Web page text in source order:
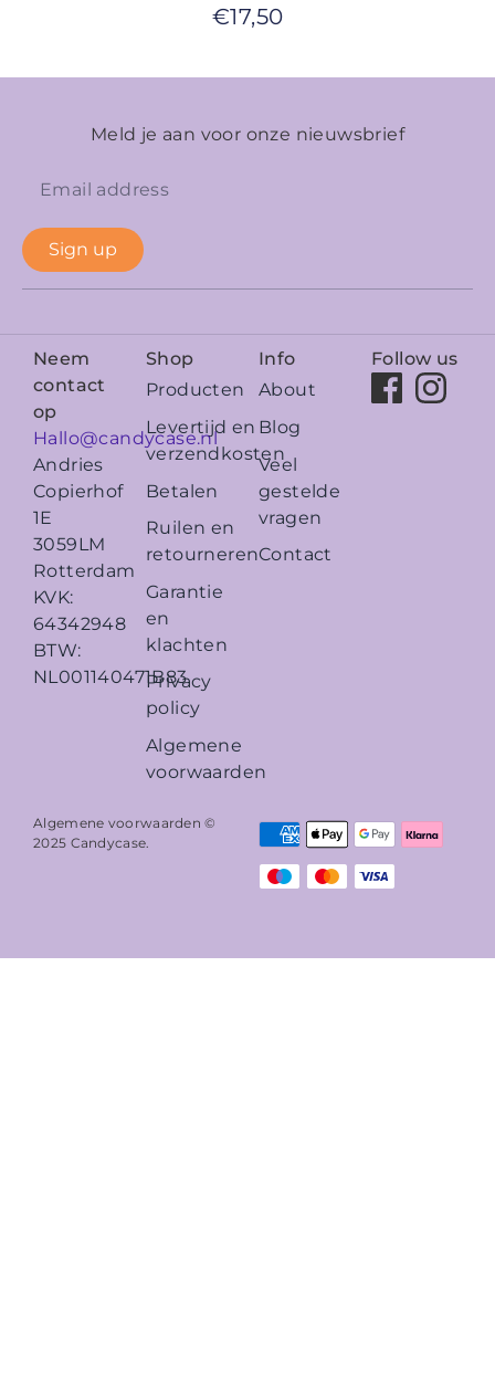
€17,50
Meld je aan voor onze nieuwsbrief
Sign up
Neem
contact
op
Hallo@candycase.nl
Andries
Copierhof
1E
3059LM
Rotterdam
KVK:
64342948
BTW:
NL001140471B83
Shop
Producten
Levertijd en
verzendkosten
Betalen
Ruilen en
retourneren
Garantie
en
klachten
Privacy
policy
Algemene
voorwaarden
Info
About
Blog
Veel
gestelde
vragen
Contact
Follow us
Algemene voorwaarden ©
2025 Candycase